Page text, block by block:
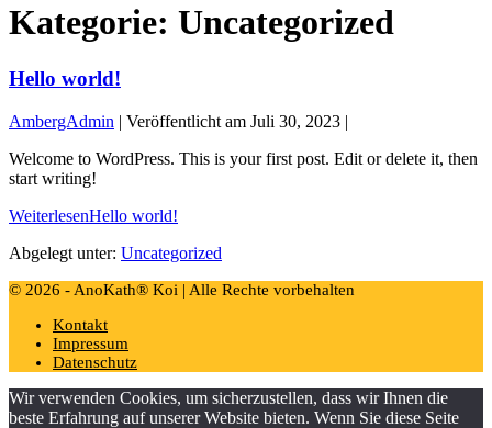
Kategorie: Uncategorized
Hello world!
AmbergAdmin | Veröffentlicht am Juli 30, 2023 |
Welcome to WordPress. This is your first post. Edit or delete it, then
start writing!
WeiterlesenHello world!
Abgelegt unter: Uncategorized
© 2026 - AnoKath® Koi | Alle Rechte vorbehalten
Kontakt
Impressum
Datenschutz
Wir verwenden Cookies, um sicherzustellen, dass wir Ihnen die
beste Erfahrung auf unserer Website bieten. Wenn Sie diese Seite